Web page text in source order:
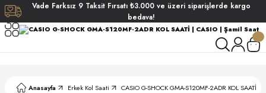
Vade Farksız 9 Taksit Fırsatı ₺3.000 ve üzeri siparişlerde kargo
bedava!
Anasayfa Erkek Kol Saati CASIO G-SHOCK GMA-S120MF-2ADR KOL SAATİ